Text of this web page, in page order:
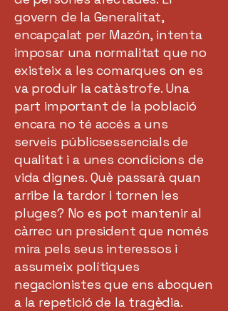
govern de la Generalitat,
encapçalat per Mazón, intenta
imposar una normalitat que no
existeix a les comarques on es
va produir la catàstrofe. Una
part important de la població
encara no té accés a uns
serveis públicsessencials de
qualitat i a unes condicions de
vida dignes. Què passarà quan
arribe la tardor i tornen les
pluges? No es pot mantenir al
càrrec un president que només
mira pels seus interessos i
assumeix polítiques
negacionistes que ens aboquen
a la repetició de la tragèdia.